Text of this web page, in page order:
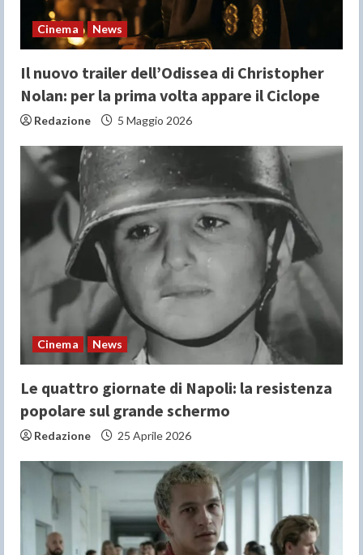
i
n
g
Cinema News
Il nuovo trailer dell’Odissea di Christopher
Nolan: per la prima volta appare il Ciclope
Redazione 5 Maggio 2026
Cinema News
Le quattro giornate di Napoli: la resistenza
popolare sul grande schermo
Redazione 25 Aprile 2026